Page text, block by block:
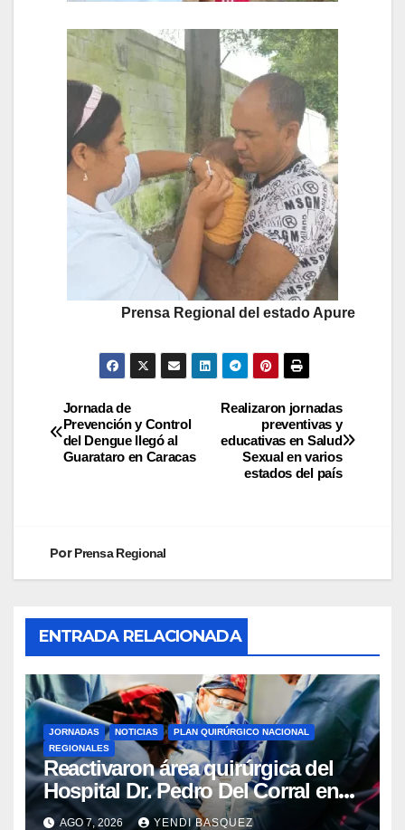
Prensa Regional del estado Apure
Realizaron jornadas
preventivas y
educativas en Salud
Sexual en varios
estados del país
Jornada de
Prevención y Control
del Dengue llegó al
Guarataro en Caracas
PorPrensa Regional
ENTRADA RELACIONADA
JORNADAS NOTICIAS
PLAN QUIRÚRGICO NACIONAL
REGIONALES
Reactivaron área quirúrgica del
Hospital Dr. Pedro Del Corral en
Guárico
AGO 7, 2026 YENDI BASQUEZ